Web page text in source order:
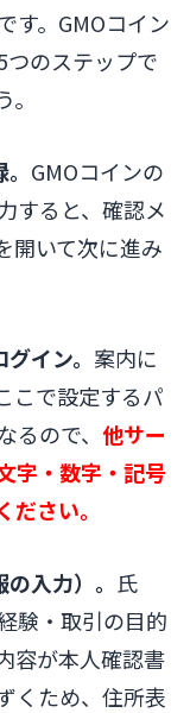
す。GMOコイン
のステップで
GMOコインの
すると、確認メ
開いて次に進み
イン。 案内に
こで設定するパ
ので、 他サー
字・数字・記号
さい。
入力）。 氏
験・取引の目的
容が本人確認書
くため、住所表